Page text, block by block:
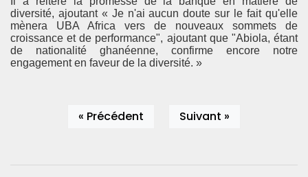
diversité, ajoutant « Je n'ai aucun doute sur le fait qu'elle
mènera UBA Africa vers de nouveaux sommets de
croissance et de performance", ajoutant que "Abiola, étant
de nationalité ghanéenne, confirme encore notre
engagement en faveur de la diversité. »
« Précédent Suivant »